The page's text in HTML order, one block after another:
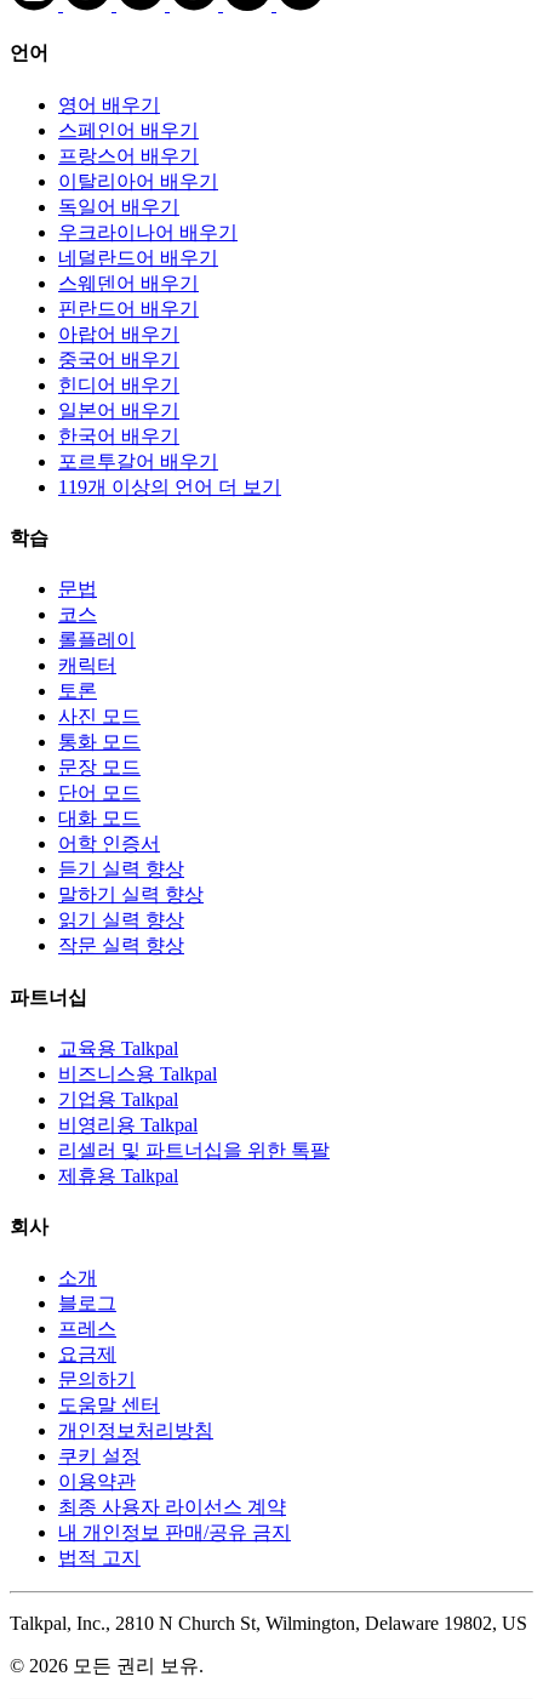
언어
영어 배우기
스페인어 배우기
프랑스어 배우기
이탈리아어 배우기
독일어 배우기
우크라이나어 배우기
네덜란드어 배우기
스웨덴어 배우기
핀란드어 배우기
아랍어 배우기
중국어 배우기
힌디어 배우기
일본어 배우기
한국어 배우기
포르투갈어 배우기
119개 이상의 언어 더 보기
학습
문법
코스
롤플레이
캐릭터
토론
사진 모드
통화 모드
문장 모드
단어 모드
대화 모드
어학 인증서
듣기 실력 향상
말하기 실력 향상
읽기 실력 향상
작문 실력 향상
파트너십
교육용 Talkpal
비즈니스용 Talkpal
기업용 Talkpal
비영리용 Talkpal
리셀러 및 파트너십을 위한 톡팔
제휴용 Talkpal
회사
소개
블로그
프레스
요금제
문의하기
도움말 센터
개인정보처리방침
쿠키 설정
이용약관
최종 사용자 라이선스 계약
내 개인정보 판매/공유 금지
법적 고지
Talkpal, Inc., 2810 N Church St, Wilmington, Delaware 19802, US
© 2026 모든 권리 보유.